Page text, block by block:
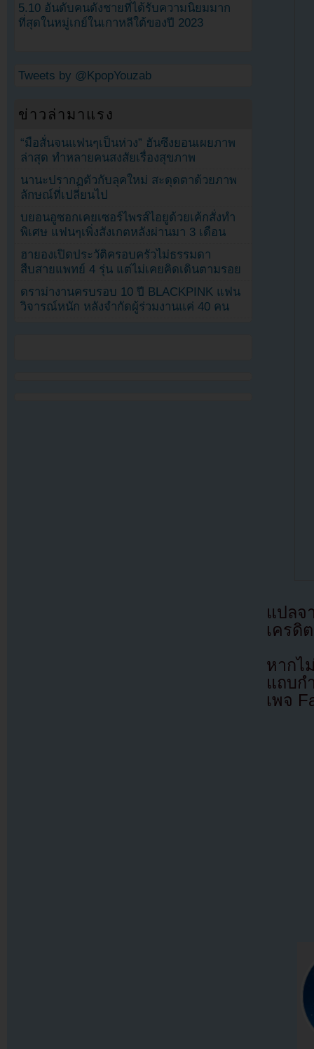
แปล
เครดิ
หากไ
แถบก
เพจ
5.10 อันดับคนดังชายที่ได้รับความนิยมมาก
ที่สุดในหมู่เกย์ในเกาหลีใต้ของปี 2023
Tweets by @KpopYouzab
ข่าวล่ามาแรง
“มือสั่นจนแฟนๆเป็นห่วง” ฮันซึงยอนเผยภาพ
ล่าสุด ทำหลายคนสงสัยเรื่องสุขภาพ
นานะปรากฏตัวกับลุคใหม่ สะดุดตาด้วยภาพ
ลักษณ์ที่เปลี่ยนไป
บยอนอูซอกเคยเซอร์ไพรส์ไอยูด้วยเค้กสั่งทำ
พิเศษ แฟนๆเพิ่งสังเกตหลังผ่านมา 3 เดือน
ฮายองเปิดประวัติครอบครัวไม่ธรรมดา
สืบสายแพทย์ 4 รุ่น แต่ไม่เคยคิดเดินตามรอย
ดราม่างานครบรอบ 10 ปี BLACKPINK แฟน
วิจารณ์หนัก หลังจำกัดผู้ร่วมงานแค่ 40 คน